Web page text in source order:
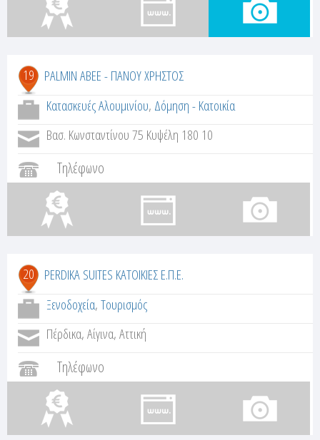
19
PALMIN ΑΒΕΕ - ΠΑΝΟΥ ΧΡΗΣΤΟΣ
Κατασκευές Αλουμινίου, Δόμηση - Κατοικία
Βασ. Κωνσταντίνου 75 Κυψέλη 180 10
Τηλέφωνο
20
PERDIKA SUITES ΚΑΤΟΙΚΙΕΣ Ε.Π.Ε.
Ξενοδοχεία,Τουρισμός
Πέρδικα, Αίγινα, Αττική
Τηλέφωνο